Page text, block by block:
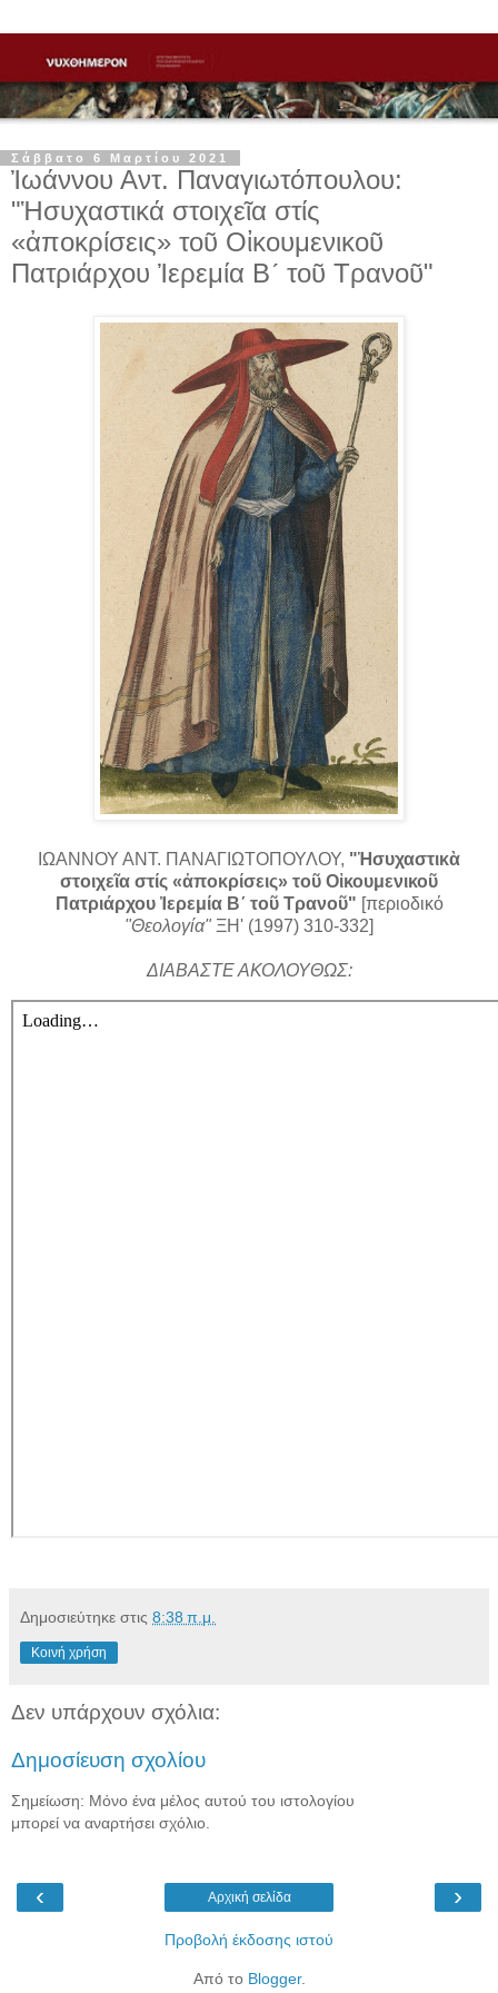
Σάββατο 6 Μαρτίου 2021
Ἰωάννου Αντ. Παναγιωτόπουλου:
"Ἡσυχαστικά στοιχεῖα στίς
«ἀποκρίσεις» τοῦ Οἰκουμενικοῦ
Πατριάρχου Ἰερεμία Β´ τοῦ Τρανοῦ"
ΙΩΑΝΝΟΥ ΑΝΤ. ΠΑΝΑΓΙΩΤΟΠΟΥΛΟΥ, "Ἡσυχαστικὰ
στοιχεῖα στίς «ἀποκρίσεις» τοῦ Οἰκουμενικοῦ
Πατριάρχου Ἰερεμία Β´ τοῦ Τρανοῦ" [περιοδικό
"Θεολογία" ΞΗ' (1997) 310-332]
ΔΙΑΒΑΣΤΕ ΑΚΟΛΟΥΘΩΣ:
Δημοσιεύτηκε στις 8:38 π.μ.
Κοινή χρήση
Δεν υπάρχουν σχόλια:
Δημοσίευση σχολίου
Σημείωση: Μόνο ένα μέλος αυτού του ιστολογίου
μπορεί να αναρτήσει σχόλιο.
‹ ›
Αρχική σελίδα
Προβολή έκδοσης ιστού
Από το Blogger.